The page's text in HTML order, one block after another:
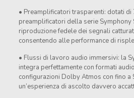
• Preamplificatori trasparenti: dotati di
preamplificatori della serie Symphony
riproduzione fedele dei segnali
consentendo alle performance di
• Flussi di lavoro audio immersivi: la
integra perfettamente con formati
configurazioni Dolby Atmos con fino a
un’esperienza di ascolto davvero